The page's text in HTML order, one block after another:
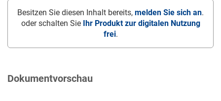
Besitzen Sie diesen Inhalt bereits, melden Sie sich an.
oder schalten Sie
Ihr Produkt zur digitalen Nutzung
frei.
Dokumentvorschau